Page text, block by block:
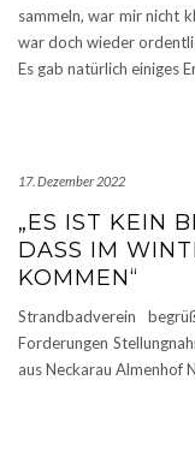
sammeln, war mir nicht
war doch wieder
Es gab natürlich einiges
17. Dezember 2022
„ES IST KEIN
DASS IM
KOMMEN“
Strandbadverein
Forderungen
aus Neckarau Almenhof